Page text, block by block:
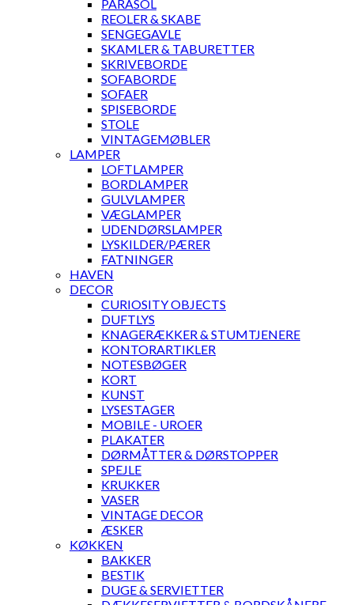
PARASOL
REOLER & SKABE
SENGEGAVLE
SKAMLER & TABURETTER
SKRIVEBORDE
SOFABORDE
SOFAER
SPISEBORDE
STOLE
VINTAGEMØBLER
LAMPER
LOFTLAMPER
BORDLAMPER
GULVLAMPER
VÆGLAMPER
UDENDØRSLAMPER
LYSKILDER/PÆRER
FATNINGER
HAVEN
DECOR
CURIOSITY OBJECTS
DUFTLYS
KNAGERÆKKER & STUMTJENERE
KONTORARTIKLER
NOTESBØGER
KORT
KUNST
LYSESTAGER
MOBILE - UROER
PLAKATER
DØRMÅTTER & DØRSTOPPER
SPEJLE
KRUKKER
VASER
VINTAGE DECOR
ÆSKER
KØKKEN
BAKKER
BESTIK
DUGE & SERVIETTER